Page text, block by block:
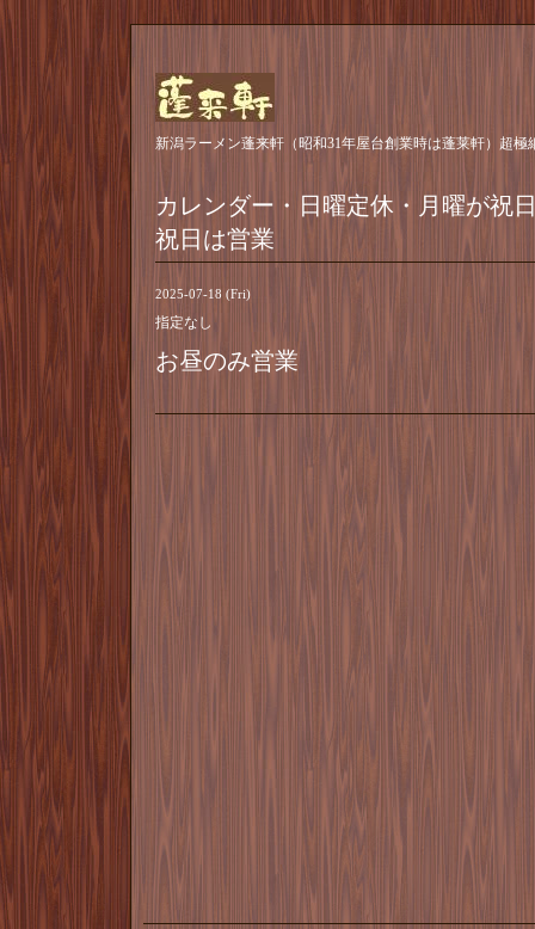
新潟ラーメン蓬来軒（昭和31年屋台創業時は蓬莱軒）超
カレンダー・日曜定休・月曜が祝
祝日は営業
2025-07-18 (Fri)
指定なし
お昼のみ営業